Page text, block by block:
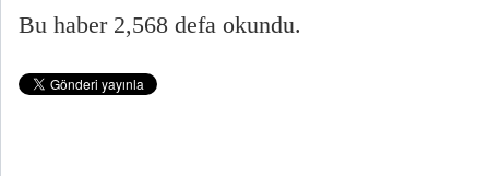
Bu haber 2,568 defa okundu.